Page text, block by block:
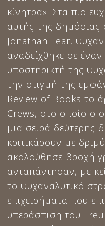
κίνητρα». Στα πιο
αυτής της δημόσιας
Jonathan Lear,
αναδείχθηκε σε έναν
υποστηρικτή της
την στιγμή της
Review of Books το
Crews, στο οποίο ο
μια σειρά δεύτερης
κριτικάρουν με
ακολούθησε βροχή
ανταπάντησαν, με
το ψυχαναλυτικό
επιχειρήματα που
υπεράσπιση του